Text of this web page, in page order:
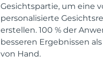
Gesichtspartie, um eine
personalisierte
erstellen. 100 % der
besseren Ergebnissen
von Hand.